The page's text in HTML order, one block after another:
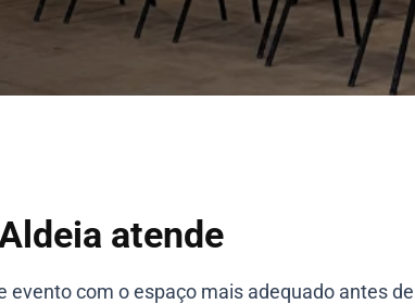
atende
evento com o espaço mais adequado antes